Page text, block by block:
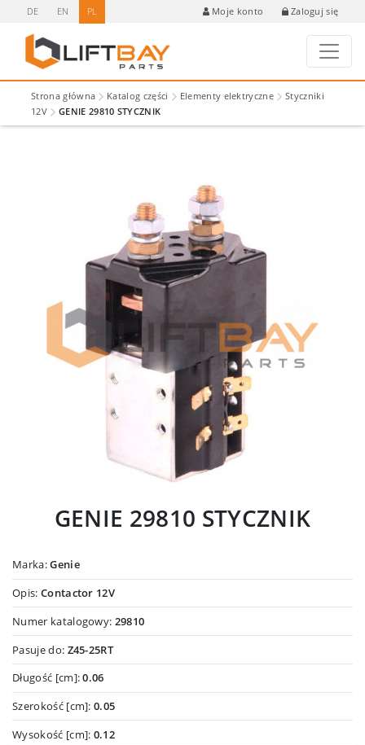
DE EN PL Moje konto Zaloguj się
Strona główna Katalog części Elementy elektryczne
Styczniki
12V
GENIE 29810 STYCZNIK
GENIE 29810 STYCZNIK
Marka:Genie
Opis: Contactor 12V
Numer katalogowy: 29810
Pasuje do: Z45-25RT
Długość [cm]:0.06
Szerokość [cm]:0.05
Wysokość [cm]: 0.12